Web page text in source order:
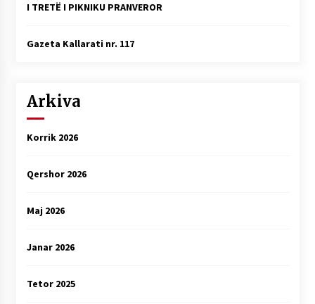
I TRETË I PIKNIKU PRANVEROR
Gazeta Kallarati nr. 117
Arkiva
Korrik 2026
Qershor 2026
Maj 2026
Janar 2026
Tetor 2025